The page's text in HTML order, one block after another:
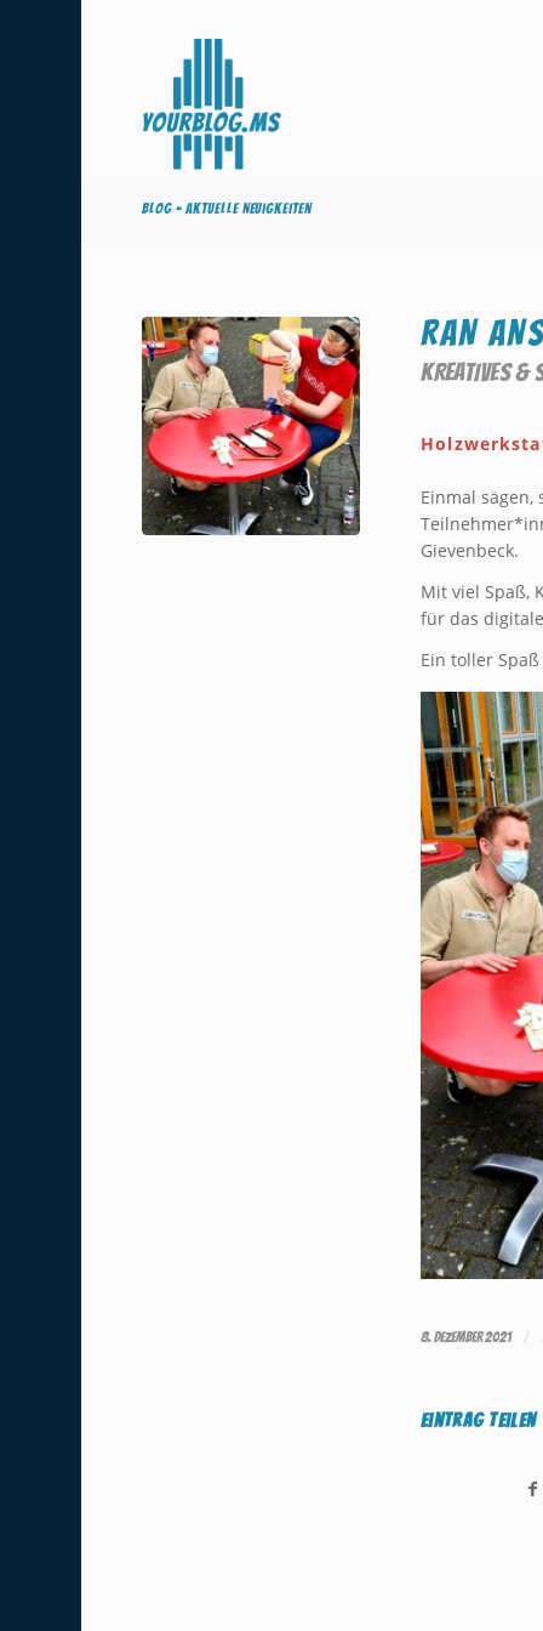
Blog - Aktuelle Neuigkeiten
RAN
KREATIVES &
Einmal
Gievenbeck.
Mit viel Spaß,
für das
Ein toller
8. DEZEMBER 2021 /
Eintrag teilen